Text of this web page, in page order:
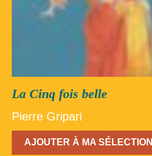
La Cinq fois belle
Pierre Gripari
AJOUTER À MA SÉLECTION